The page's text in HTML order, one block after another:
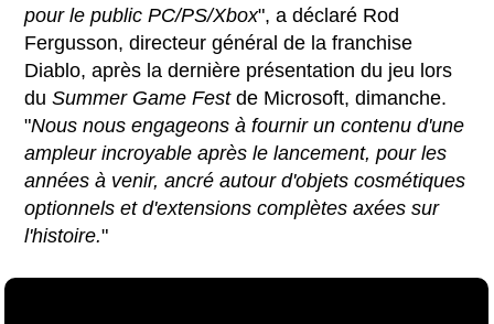
pour le public PC/PS/Xbox", a déclaré Rod
Fergusson, directeur général de la franchise
Diablo, après la dernière présentation du jeu lors
duSummer Game Festde Microsoft, dimanche.
"Nous nous engageons à fournir un contenu d'une
ampleur incroyable après le lancement, pour les
années à venir, ancré autour d'objets cosmétiques
optionnels et d'extensions complètes axées sur
l'histoire."